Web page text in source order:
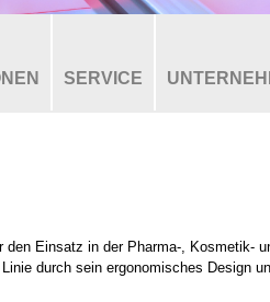
SERVICE
den Einsatz in der Pharma-, Kosmetik-
durch sein ergonomisches Design